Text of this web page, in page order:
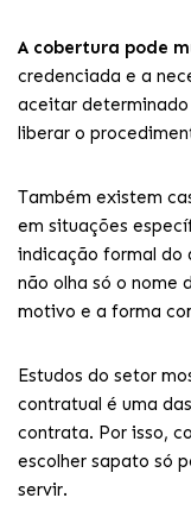
A cobertura pode
credenciada e a
aceitar
liberar o
Também existem
em situações
indicação formal do
não olha só o nome
motivo e a forma
Estudos do setor
contratual é uma
contrata. Por isso,
escolher sapato só
servir.